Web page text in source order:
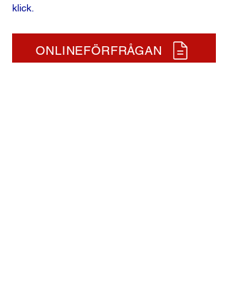
klick.
ONLINEFÖRFRÅGAN